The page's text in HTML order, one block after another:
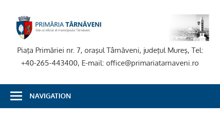
content
Piaţa Primăriei nr. 7, oraşul Târnăveni, judeţul Mureş, Tel:
+40-265-443400, E-mail: office@primariatarnaveni.ro
NAVIGATION